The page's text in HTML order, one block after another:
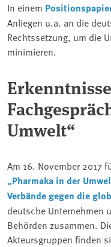
In einem
Anliegen u.a. an die
Rechtssetzung, um die
minimieren.
Umwelt“
Am 16. November 2017
„Pharmaka in der
Verbände gegen die
deutsche Unternehmen
Behörden zusammen.
Akteursgruppen finden